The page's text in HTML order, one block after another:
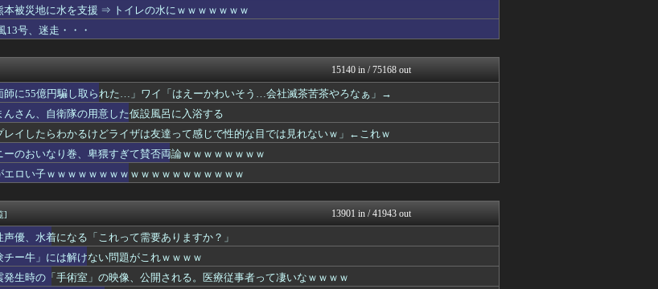
投資決定ｗｗｗ
い子へ募金？そいつらが俺に何かしてくれたのか・・...
不思議.net - 5ch...
を修めていない人の音楽
ふぇー速
パンティ、真剣に議論
いたしん！
BB10.00
やみ速@なんJ西武まとめ
韓国人店員が韓国人団体客と口論になった理由がこち...
コリアル
wwwwwww
持ってますよ👍🏻
ルフレch. - ファイア...
行しギネス記録を達成、無駄な発電や送...
あらまめ2ch
レミア日本10人韓国0人で錯乱！久保建英を酷評...
動物園じゃ原神超えなんて無理そうだな🤪
原神速報 | GENSHI...
数更新の可能性「やばい！」 チケット6万超えが...
フットボール速報
ぎて始まる♥
漫画まとめ速報
っといてまだ自分を健常者だと思ってるのヤバすぎだ...
モンハンまとめ速報【モンハ...
出したらｗｗｗｗｗｗｗｗｗwwww
けない問題がこれｗｗｗｗ
トラモード’
ニュー速VIPブログ(`･...
ル・ワールド」の初打ち感想 出玉報告【5ch口コ...
パチスロログ
本被災地に水を支援 ⇒ トイレの水にｗｗｗｗｗｗｗ
13号、迷走・・・
15140 in / 75168 out
師に55億円騙し取られた…」ワイ「はえーかわいそう…会社滅茶苦茶やろなぁ」→
んさん、自衛隊の用意した仮設風呂に入浴する
レイしたらわかるけどライザは友達って感じで性的な目では見れないｗ」←これｗ
ーのおいなり巻、卑猥すぎて賛否両論ｗｗｗｗｗｗｗｗ
エロい子ｗｗｗｗｗｗｗｗｗｗｗｗｗｗｗｗｗｗｗ
] 13901 in / 41943 out
声優、水着になる「これって需要ありますか？」
チー牛」には解けない問題がこれｗｗｗｗ
発生時の「手術室」の映像、公開される。医療従事者って凄いなｗｗｗｗ